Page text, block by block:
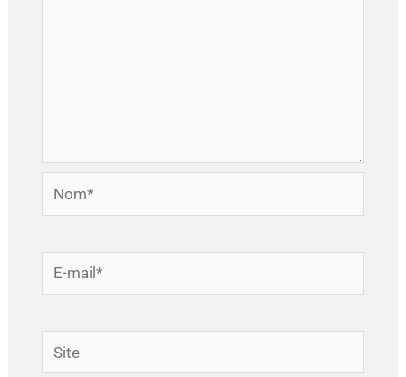
Nom*
mail*
Site